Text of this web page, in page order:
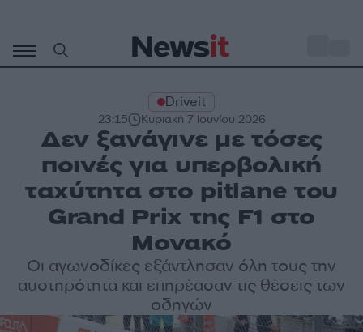
περιεχόμενο
Driveit
23:15 Κυριακή 7 Ιουνίου 2026
Δεν ξανάγινε με τόσες
ποινές για υπερβολική
ταχύτητα στο pitlane του
Grand Prix της F1 στο
Μονακό
Οι αγωνοδίκες εξάντλησαν όλη τους την
αυστηρότητα και επηρέασαν τις θέσεις των
οδηγών